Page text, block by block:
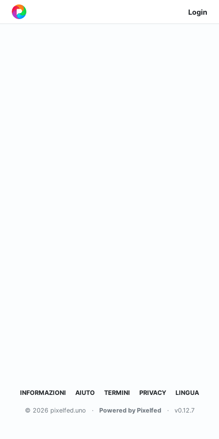
Login
INFORMAZIONI AIUTO TERMINI PRIVACY LINGUA
© 2026 pixelfed.uno · Powered by Pixelfed · v0.12.7